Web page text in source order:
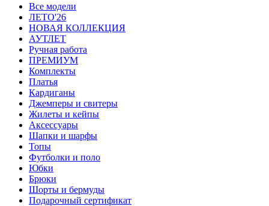
Все модели
ЛЕТО'26
НОВАЯ КОЛЛЕКЦИЯ
АУТЛЕТ
Ручная работа
ПРЕМИУМ
Комплекты
Платья
Кардиганы
Джемперы и свитеры
Жилеты и кейпы
Аксессуары
Шапки и шарфы
Топы
Футболки и поло
Юбки
Брюки
Шорты и бермуды
Подарочный сертификат